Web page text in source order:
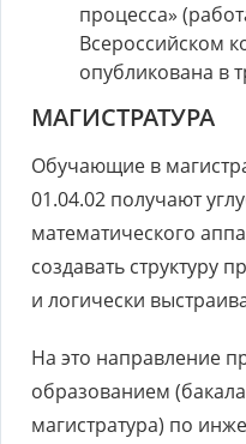
процесса»
Всероссийском
опубликована в
МАГИСТРАТУРА
Обучающие в
01.04.02 получают
математического
создавать структуру
и логически
На это направление
образованием
магистратура) по